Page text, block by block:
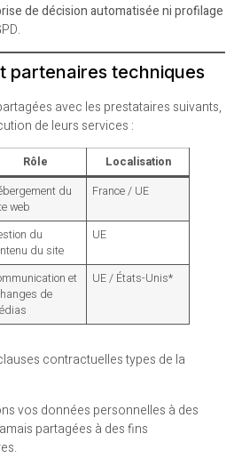
de décision automatisée ni profilage
partenaires techniques
avec les prestataires suivants,
de leurs services :
Rôle
Localisation
du
web
France / UE
du
du site
UE
et
de
UE / États-Unis*
contractuelles types de la
vos données personnelles à des
partagées à des fins